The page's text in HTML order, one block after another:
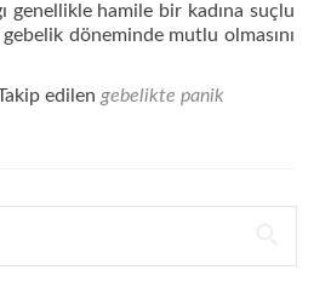
genellikle hamile bir kadına suçlu
döneminde mutlu olmasını
edilen gebelikte panik